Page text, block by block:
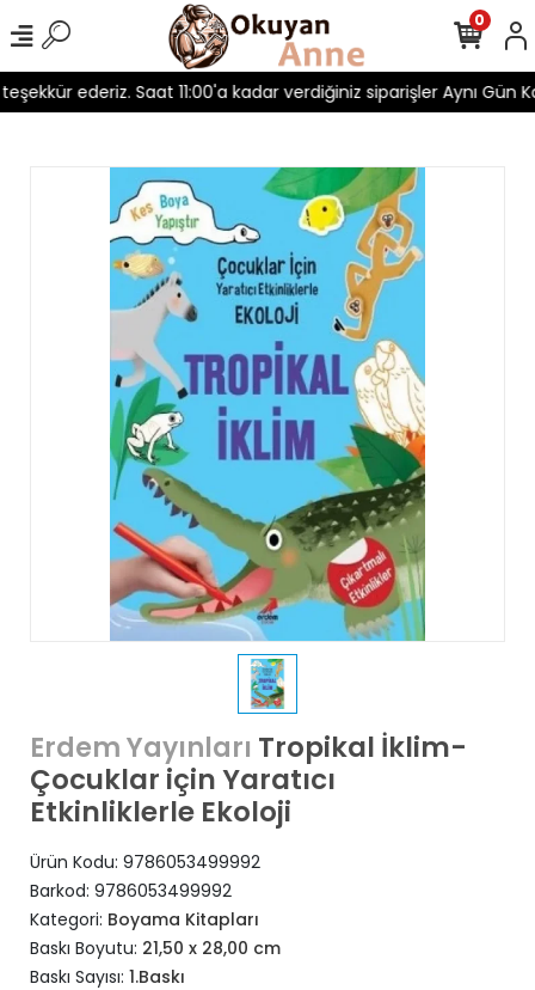
ederiz. Saat 11:00'a kadar verdiğiniz siparişler Aynı Gün
0
Erdem Yayınları Tropikal İklim-
Çocuklar için Yaratıcı
Etkinliklerle Ekoloji
Ürün Kodu: 9786053499992
Barkod: 9786053499992
Kategori: Boyama Kitapları
Baskı Boyutu: 21,50 x 28,00 cm
Baskı Sayısı: 1.Baskı